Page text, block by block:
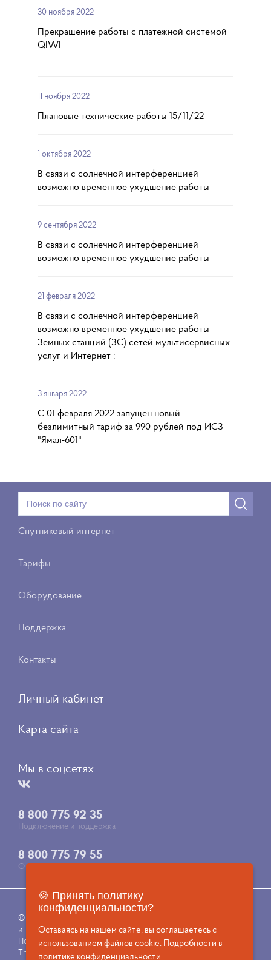
30 ноября 2022
Прекращение работы с платежной системой
QIWI
11 ноября 2022
Плановые технические работы 15/11/22
1 октября 2022
В связи с солнечной интерференцией
возможно временное ухудшение работы
9 сентября 2022
В связи с солнечной интерференцией
возможно временное ухудшение работы
21 февраля 2022
В связи с солнечной интерференцией
возможно временное ухудшение работы
Земных станций (ЗС) сетей мультисервисных
услуг и Интернет :
3 января 2022
С 01 февраля 2022 запущен новый
безлимитный тариф за 990 рублей под ИСЗ
"Ямал-601"
Спутниковый интернет
Тарифы
Оборудование
Поддержка
Контакты
Личный кабинет
Карта сайта
Мы в соцсетях
8 800 775 92 35
Подключение и поддержка
8 800 775 79 55
Отдел продаж
© Астра Интернет. Федеральный оператор спутникового
интернета и связи 2009-2026
Политика конфиденциальности
This site is protected by reCAPTCHA and the Google
🍪 Принять политику
конфиденциальности?
Оставаясь на нашем сайте, вы соглашаетесь с
использованием файлов cookie. Подробности в
политике конфиденциальности